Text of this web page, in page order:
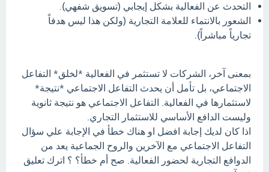
التحدث عن الفعالية بشكل إيجابي (تسويق شفهي).
الشعور بالانتماء للعلامة التجارية (ولكن هذا ليس هدفاً
تجارياً مباشراً).
بمعنى آخر، الشركات لا تستثمر في الفعالية *لخلق* التفاعل
الاجتماعي، بل تأمل أن يحدث التفاعل الاجتماعي *نتيجة*
لاستثمارها في الفعالية. التفاعل الاجتماعي هو نتيجة ثانوية
وليست الدافع الأساسي للاستثمار التجاري.
اذا كان لديك إجابة افضل او هناك خطأ في الإجابة علي سؤال
التفاعل الاجتماعي مع الآخرين والروح الجماعية يعد من
الدوافع التجارية لحضور الفعالية. صح أم خطأ؟ ؟ اترك تعليق